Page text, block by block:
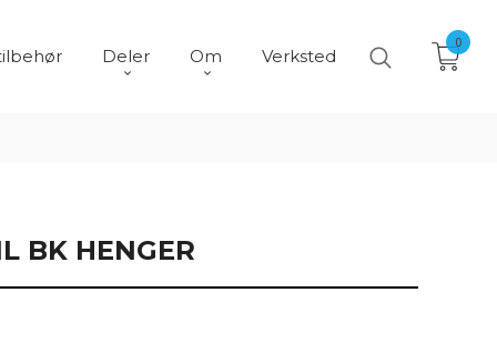
Deler Om Verksted
0
BK HENGER